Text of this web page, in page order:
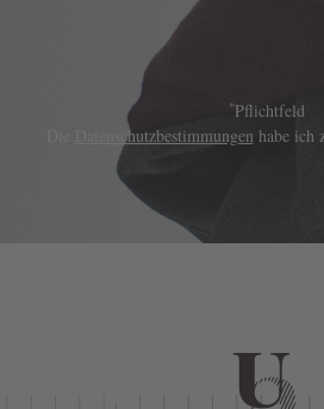
*Pflichtfeld
Datenschutzbestimmungen habe ich